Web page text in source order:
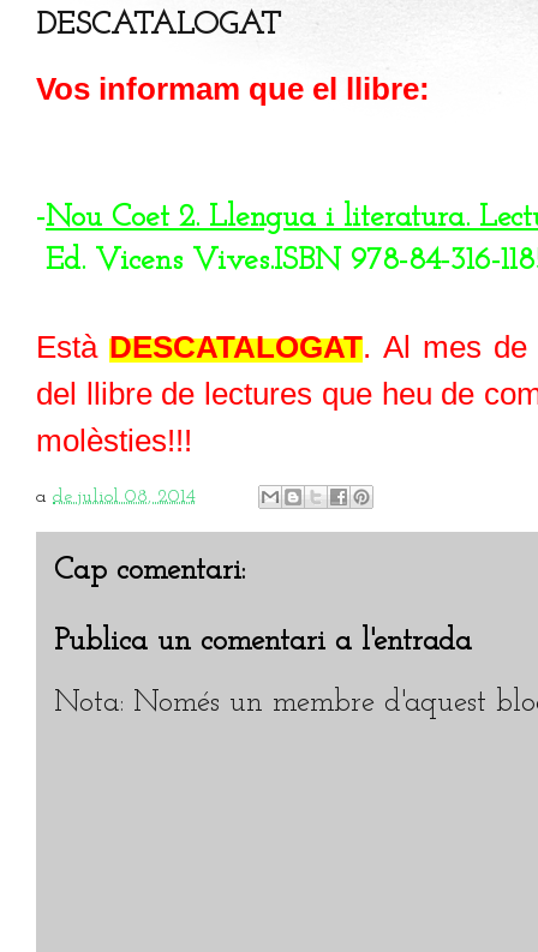
DESCATALOGAT
Vos informam que el llibre:
-Nou Coet 2. Llengua i literatura.
Ed. Vicens Vives.ISBN 978-84-316-
EstàDESCATALOGAT. Al mes de
del llibre de lectures que heu de
molèsties!!!
a de juliol 08, 2014
Cap comentari:
Publica un comentari a l'entrada
Nota: Només un membre d'aquest